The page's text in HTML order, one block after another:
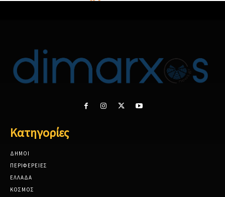
Κατηγορίες
ΔΗΜΟΙ
ΠΕΡΙΦΕΡΕΙΕΣ
ΕΛΛΑΔΑ
ΚΟΣΜΟΣ